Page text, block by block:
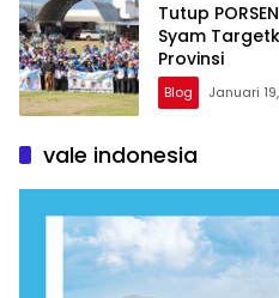
Tutup
Syam
Provinsi
Blog Januari
vale indonesia